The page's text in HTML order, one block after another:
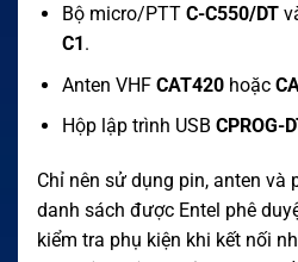
Bộ micro/PTT C-C550/DT
C1 .
Anten VHF CAT420hoặc
Hộp lập trình USB CPROG-
Chỉ nên sử dụng pin, anten và
danh sách được Entel phê
kiểm tra phụ kiện khi kết nối